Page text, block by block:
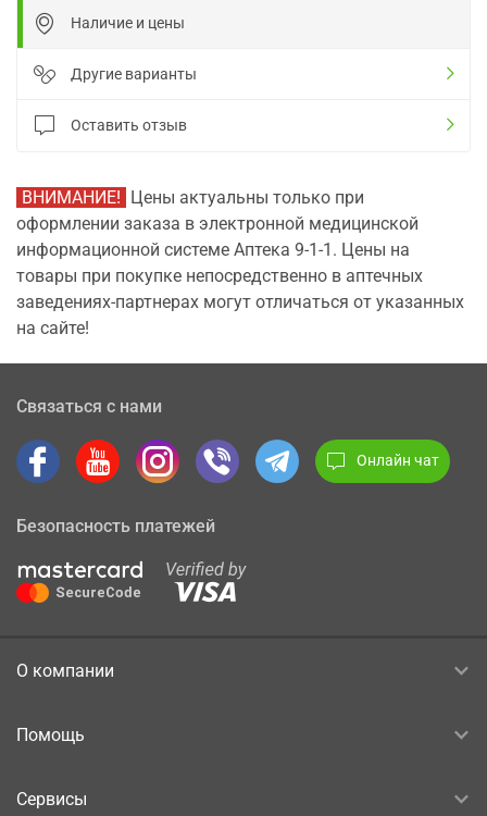
Наличие и цены
Другие варианты
Оставить отзыв
ВНИМАНИЕ! Цены актуальны только при
оформлении заказа в электронной медицинской
информационной системе Аптека 9-1-1. Цены на
товары при покупке непосредственно в аптечных
заведениях-партнерах могут отличаться от указанных
на сайте!
Связаться с нами
Онлайн чат
Безопасность платежей
О компании
Помощь
Сервисы